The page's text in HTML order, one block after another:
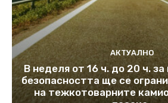
АКТУАЛНО
В неделя от 16 ч. до 20 ч.
безопасността ще се
на тежкотоварните